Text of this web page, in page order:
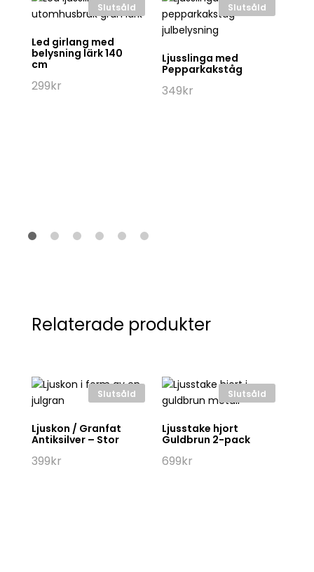
Slutsåld
Led girlang med
belysning lärk 140
cm
299kr
Slutsåld
Ljusslinga med
Pepparkakståg
349kr
Relaterade produkter
Slutsåld
Ljuskon / Granfat
Antiksilver – Stor
399kr
Slutsåld
Ljusstake hjort
Guldbrun 2-pack
699kr